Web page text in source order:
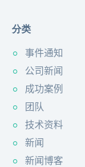
分类
事件通知
公司新闻
成功案例
团队
技术资料
新闻
新闻博客